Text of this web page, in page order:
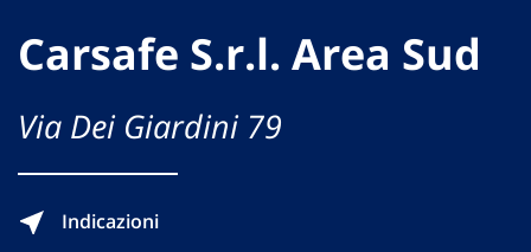
Carsafe S.r.l. Area Sud
Via Dei Giardini 79
Indicazioni